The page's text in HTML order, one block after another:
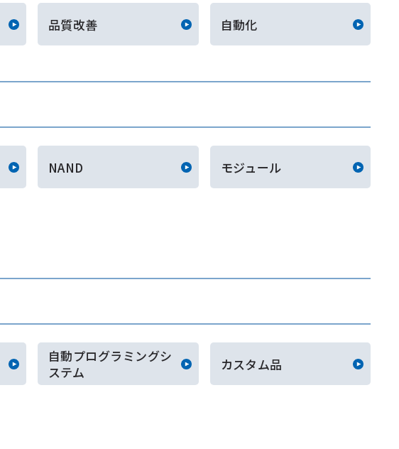
品質改善 自動化
NAND モジュール
自動プログラミングシ
ステム
カスタム品